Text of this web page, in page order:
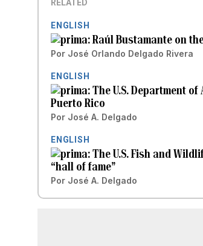
RELATED
ENGLISH
Raúl Bustamante on
Por José Orlando Delgado Rivera
ENGLISH
The U.S. Department
Puerto Rico
Por José A. Delgado
ENGLISH
The U.S. Fish and
“hall of fame”
Por José A. Delgado